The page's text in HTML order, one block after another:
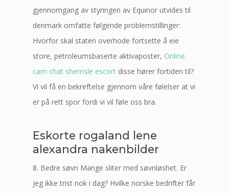
gjennomgang av styringen av Equinor utvides til
denmark omfatte følgende problemstillinger:
Hvorfor skal staten overhode fortsette å eie
store, petroleumsbaserte aktivaposter, Online
cam chat shemsle escort disse hører fortiden til?
Vi vil få en bekreftelse gjennom våre følelser at vi
er på rett spor fordi vi vil føle oss bra.
Eskorte rogaland lene
alexandra nakenbilder
8. Bedre søvn Mange sliter med søvnløshet. Er
jeg ikke trist nok i dag? Hvilke norske bedrifter får